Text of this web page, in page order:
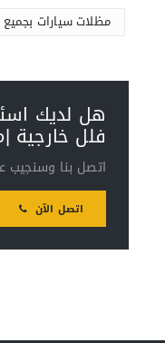
مظلات سيارات
هل لديك
فلل خارجية
اتصل بنا وسنجيب
اتصل الآن